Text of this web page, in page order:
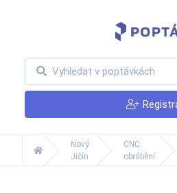
Nový
Jičín
CNC
obrábění